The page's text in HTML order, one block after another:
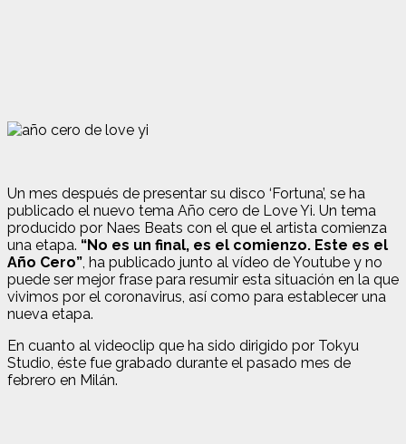
Un mes después de presentar su disco ‘Fortuna’, se ha
publicado el nuevo tema Año cero de Love Yi. Un tema
producido por Naes Beats con el que el artista comienza
una etapa. “No es un final, es el comienzo. Este es el
Año Cero”, ha publicado junto al vídeo de Youtube y no
puede ser mejor frase para resumir esta situación en la que
vivimos por el coronavirus, así como para establecer una
nueva etapa.
En cuanto al videoclip que ha sido dirigido por Tokyu
Studio, éste fue grabado durante el pasado mes de
febrero en Milán.